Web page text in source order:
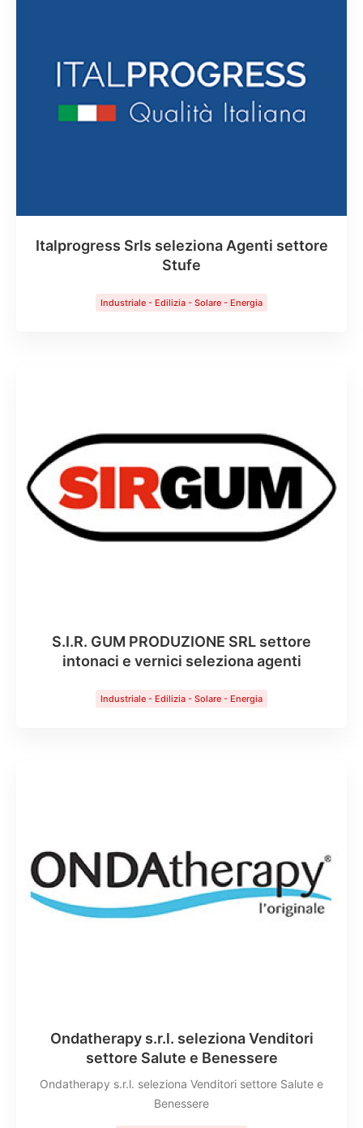
Italprogress Srls seleziona Agenti settore
Stufe
Industriale - Edilizia - Solare - Energia
S.I.R. GUM PRODUZIONE SRL settore
intonaci e vernici seleziona agenti
Industriale - Edilizia - Solare - Energia
Ondatherapy s.r.l. seleziona Venditori
settore Salute e Benessere
Ondatherapy s.r.l. seleziona Venditori settore Salute e
Benessere